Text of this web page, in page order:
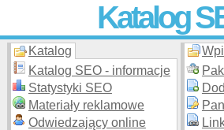
Katalog
Skuteczna i promocja stron
moderowanego katalogu
Katalog
Katalog SEO - informacje
Statystyki SEO
Materiały reklamowe
Odwiedzający online